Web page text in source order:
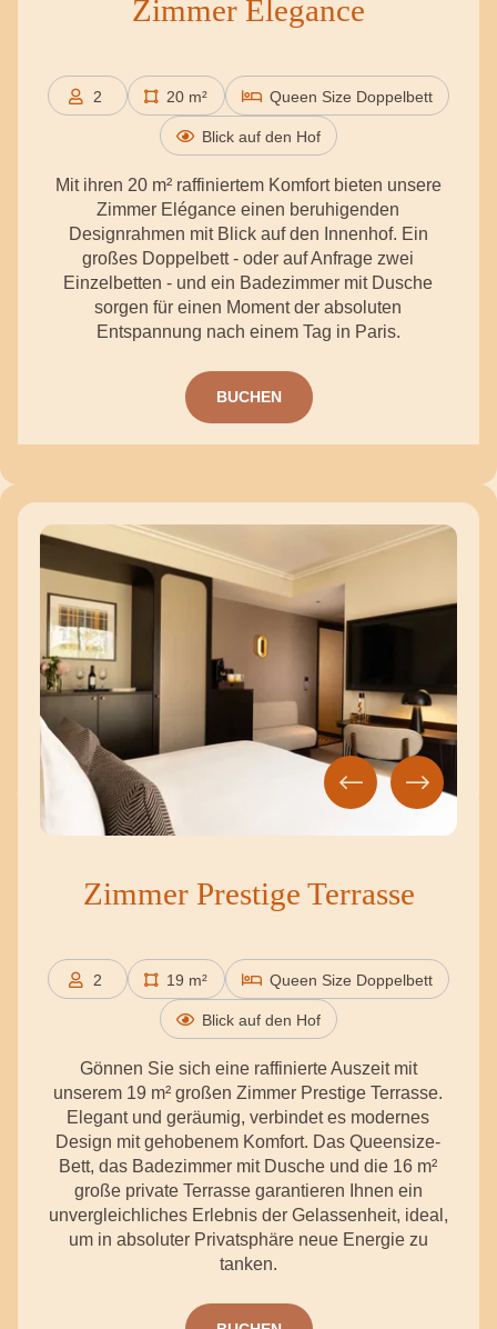
Zimmer Elegance
2
Personen
20 m² Queen Size Doppelbett
Blick auf den Hof
Mit ihren 20 m² raffiniertem Komfort bieten unsere
Zimmer Elégance einen beruhigenden
Designrahmen mit Blick auf den Innenhof. Ein
großes Doppelbett - oder auf Anfrage zwei
Einzelbetten - und ein Badezimmer mit Dusche
sorgen für einen Moment der absoluten
Entspannung nach einem Tag in Paris.
BUCHEN
Zimmer Prestige Terrasse
2
Personen
19 m² Queen Size Doppelbett
Blick auf den Hof
Gönnen Sie sich eine raffinierte Auszeit mit
unserem 19 m² großen Zimmer Prestige Terrasse.
Elegant und geräumig, verbindet es modernes
Design mit gehobenem Komfort. Das Queensize-
Bett, das Badezimmer mit Dusche und die 16 m²
große private Terrasse garantieren Ihnen ein
unvergleichliches Erlebnis der Gelassenheit, ideal,
um in absoluter Privatsphäre neue Energie zu
tanken.